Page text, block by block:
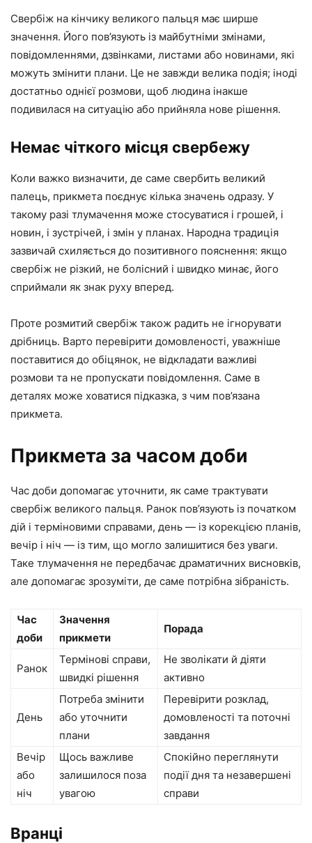
Свербіж на кінчику великого пальця має ширше
значення. Його пов’язують із майбутніми змінами,
повідомленнями, дзвінками, листами або новинами, які
можуть змінити плани. Це не завжди велика подія; іноді
достатньо однієї розмови, щоб людина інакше
подивилася на ситуацію або прийняла нове рішення.
Немає чіткого місця свербежу
Коли важко визначити, де саме свербить великий
палець, прикмета поєднує кілька значень одразу. У
такому разі тлумачення може стосуватися і грошей, і
новин, і зустрічей, і змін у планах. Народна традиція
зазвичай схиляється до позитивного пояснення: якщо
свербіж не різкий, не болісний і швидко минає, його
сприймали як знак руху вперед.
Проте розмитий свербіж також радить не ігнорувати
дрібниць. Варто перевірити домовленості, уважніше
поставитися до обіцянок, не відкладати важливі
розмови та не пропускати повідомлення. Саме в
деталях може ховатися підказка, з чим пов’язана
прикмета.
Прикмета за часом доби
Час доби допомагає уточнити, як саме трактувати
свербіж великого пальця. Ранок пов’язують із початком
дій і терміновими справами, день — із корекцією планів,
вечір і ніч — із тим, що могло залишитися без уваги.
Таке тлумачення не передбачає драматичних висновків,
але допомагає зрозуміти, де саме потрібна зібраність.
Час
доби
Значення
прикмети
Порада
Ранок
Термінові справи,
швидкі рішення
Не зволікати й діяти
активно
День
Потреба змінити
або уточнити
плани
Перевірити розклад,
домовленості та поточні
завдання
Вечір
або
ніч
Щось важливе
залишилося поза
увагою
Спокійно переглянути
події дня та незавершені
справи
Вранці